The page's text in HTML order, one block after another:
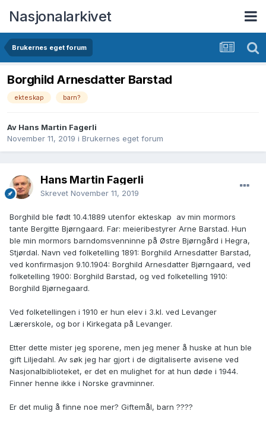
Nasjonalarkivet
Brukernes eget forum
Borghild Arnesdatter Barstad
ekteskap barn?
Av Hans Martin Fagerli
November 11, 2019 i Brukernes eget forum
Hans Martin Fagerli
Skrevet November 11, 2019
Borghild ble født 10.4.1889 utenfor ekteskap av min mormors
tante Bergitte Bjørngaard. Far: meieribestyrer Arne Barstad. Hun
ble min mormors barndomsvenninne på Østre Bjørngård i Hegra,
Stjørdal. Navn ved folketelling 1891: Borghild Arnesdatter Barstad,
ved konfirmasjon 9.10.1904: Borghild Arnesdatter Bjørngaard, ved
folketelling 1900: Borghild Barstad, og ved folketelling 1910:
Borghild Bjørnegaard.
Ved folketellingen i 1910 er hun elev i 3.kl. ved Levanger
Lærerskole, og bor i Kirkegata på Levanger.
Etter dette mister jeg sporene, men jeg mener å huske at hun ble
gift Liljedahl. Av søk jeg har gjort i de digitaliserte avisene ved
Nasjonalbiblioteket, er det en mulighet for at hun døde i 1944.
Finner henne ikke i Norske gravminner.
Er det mulig å finne noe mer? Giftemål, barn ????